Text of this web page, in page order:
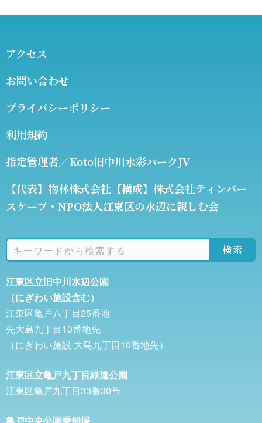
アクセス
お問い合わせ
プライバシーポリシー
利用規約
指定管理者／Koto旧中川水彩パークJV
【代表】物林株式会社【構成】株式会社ティンバー
スケープ・NPO法人江東区の水辺に親しむ会
検索
江東区立旧中川水辺公園
（にぎわい施設含む）
江東区亀戸八丁目25番地
先大島九丁目10番地先
（にぎわい施設 大島九丁目10番地先）
江東区立亀戸九丁目緑道公園
江東区亀戸九丁目33番30号
亀戸中央公園乗船場